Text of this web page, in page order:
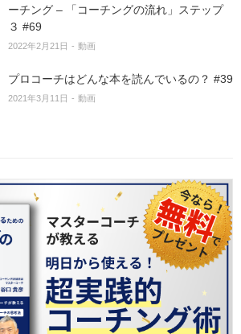
ーチング – 「コーチングの流れ」ステップ
３ #69
2022年2月21日 動画
プロコーチはどんな本を読んでいるの？ #39
2021年3月11日 動画